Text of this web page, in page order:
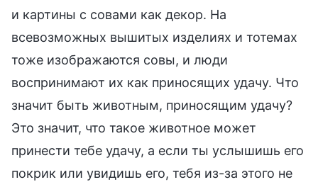
и картины с совами как декор. На
всевозможных вышитых изделиях и тотемах
тоже изображаются совы, и люди
воспринимают их как приносящих удачу. Что
значит быть животным, приносящим удачу?
Это значит, что такое животное может
принести тебе удачу, а если ты услышишь его
покрик или увидишь его, тебя из-за этого не